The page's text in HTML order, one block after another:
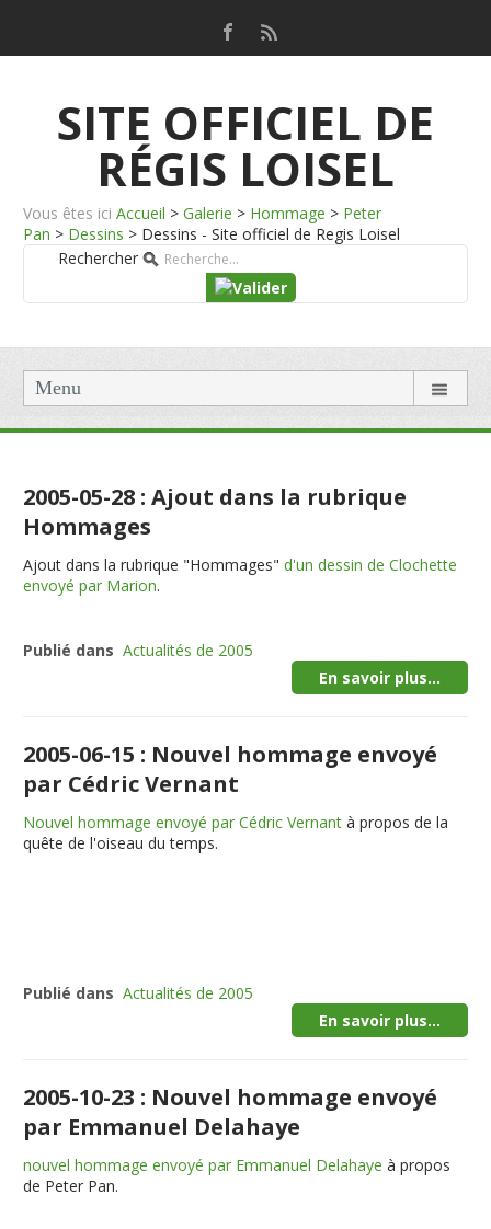
SITE OFFICIEL DE
RÉGIS LOISEL
Vous êtes ici Accueil > Galerie > Hommage > Peter
Pan > Dessins > Dessins - Site officiel de Regis Loisel
Rechercher
Menu
2005-05-28 : Ajout dans la rubrique
Hommages
Ajout dans la rubrique "Hommages"d'un dessin de Clochette
envoyé par Marion.
Publié dans Actualités de 2005
En savoir plus...
2005-06-15 : Nouvel hommage envoyé
par Cédric Vernant
Nouvel hommage envoyé par Cédric Vernantà propos de la
quête de l'oiseau du temps.
Publié dans Actualités de 2005
En savoir plus...
2005-10-23 : Nouvel hommage envoyé
par Emmanuel Delahaye
nouvel hommage envoyé par Emmanuel Delahaye à propos
de Peter Pan.